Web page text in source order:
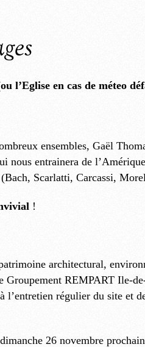
l’Eglise en cas de méteo
ensembles, Gaël
nous entrainera de
Scarlatti, Carcassi,
!
architectural,
REMPART Ile-
régulier du site et
26 novembre